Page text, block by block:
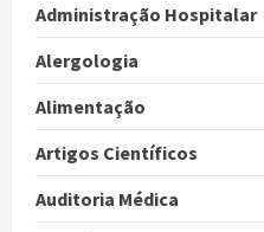
Administração Hospitalar
Alergologia
Alimentação
Artigos Científicos
Auditoria Médica